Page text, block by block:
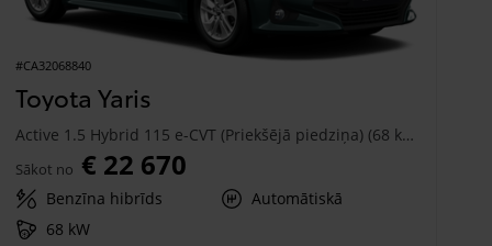
#CA32068840
Toyota Yaris
Active 1.5 Hybrid 115 e-CVT (Priekšējā piedziņa) (68 kW)
Sākot no € 22 670
Benzīna hibrīds
Automātiskā
68 kW